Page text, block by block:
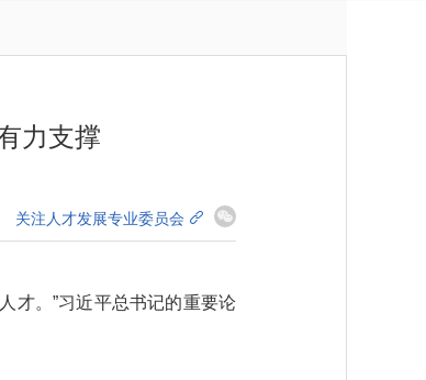
力支撑
关注人才发展专业委员会
才。”习近平总书记的重要论